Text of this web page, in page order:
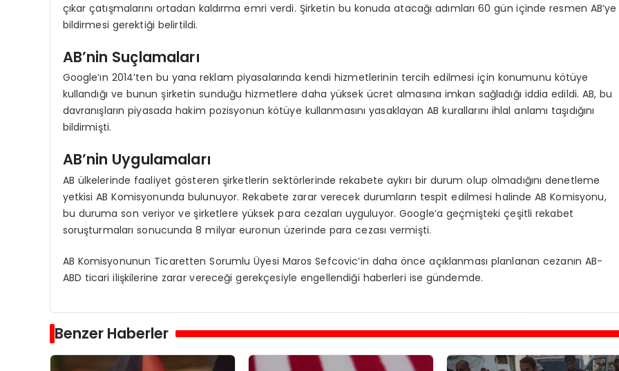
çıkar çatışmalarını ortadan kaldırma emri verdi. Şirketin bu konuda atacağı adımları 60 gün içinde resmen AB’ye
bildirmesi gerektiği belirtildi.
AB’nin Suçlamaları
Google’ın 2014’ten bu yana reklam piyasalarında kendi hizmetlerinin tercih edilmesi için konumunu kötüye
kullandığı ve bunun şirketin sunduğu hizmetlere daha yüksek ücret almasına imkan sağladığı iddia edildi. AB, bu
davranışların piyasada hakim pozisyonun kötüye kullanmasını yasaklayan AB kurallarını ihlal anlamı taşıdığını
bildirmişti.
AB’nin Uygulamaları
AB ülkelerinde faaliyet gösteren şirketlerin sektörlerinde rekabete aykırı bir durum olup olmadığını denetleme
yetkisi AB Komisyonunda bulunuyor. Rekabete zarar verecek durumların tespit edilmesi halinde AB Komisyonu,
bu duruma son veriyor ve şirketlere yüksek para cezaları uyguluyor. Google’a geçmişteki çeşitli rekabet
soruşturmaları sonucunda 8 milyar euronun üzerinde para cezası vermişti.
AB Komisyonunun Ticaretten Sorumlu Üyesi Maros Sefcovic’in daha önce açıklanması planlanan cezanın AB-
ABD ticari ilişkilerine zarar vereceği gerekçesiyle engellendiği haberleri ise gündemde.
Benzer Haberler